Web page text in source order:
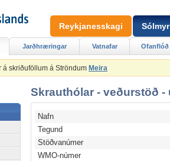
á skriðuföllum á Ströndum Meira
Skrauthólar - veðurstöð
Nafn
Tegund
Stöðvanúmer
WMO-númer
Jarðhræringar Vatnafar Ofanflóð
Reykjanesskagi